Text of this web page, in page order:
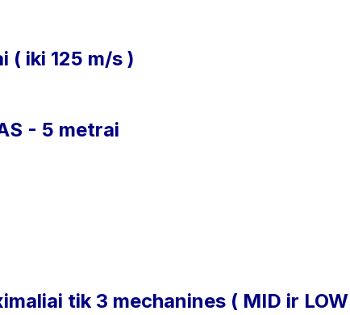
( iki 125 m/s )
- 5 metrai
tik 3 mechanines ( MID ir